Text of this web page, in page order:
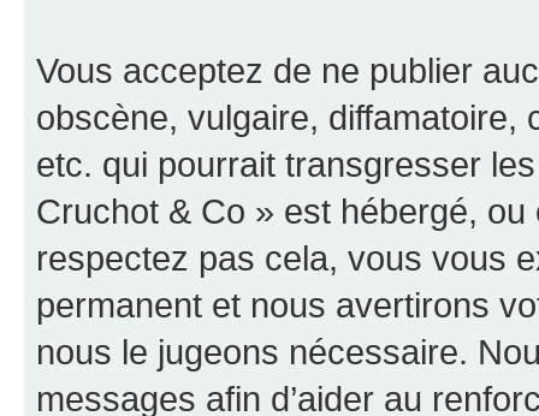
Vous acceptez de ne publier
obscène, vulgaire, diffamatoire,
etc. qui pourrait transgresser
Cruchot & Co » est hébergé,
respectez pas cela, vous vous
permanent et nous avertirons
nous le jugeons nécessaire.
messages afin d’aider au